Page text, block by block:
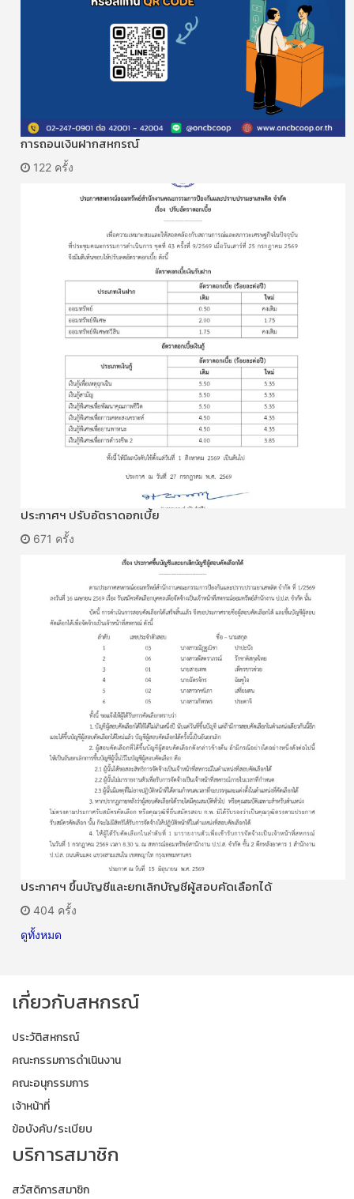
การถอนเงินฝากสหกรณ์
122 ครั้ง
ประกาศฯ ปรับอัตราดอกเบี้ย
671 ครั้ง
ประกาศฯ ขึ้นบัญชีและยกเลิกบัญชีผู้สอบคัดเลือกได้
404 ครั้ง
ดูทั้งหมด
เกี่ยวกับสหกรณ์
ประวัติสหกรณ์
คณะกรรมการดำเนินงาน
คณะอนุกรรมการ
เจ้าหน้าที่
ข้อบังคับ/ระเบียบ
บริการสมาชิก
สวัสดิการสมาชิก